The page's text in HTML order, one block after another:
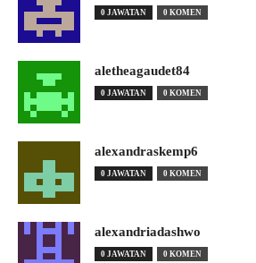
0 JAWATAN 0 KOMEN
aletheagaudet84
0 JAWATAN 0 KOMEN
alexandraskemp6
0 JAWATAN 0 KOMEN
alexandriadashwo
0 JAWATAN 0 KOMEN